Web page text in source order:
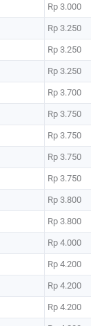
Rp 3.000
Rp 3.250
Rp 3.250
Rp 3.250
Rp 3.700
Rp 3.750
Rp 3.750
Rp 3.750
Rp 3.750
Rp 3.800
Rp 3.800
Rp 4.000
Rp 4.200
Rp 4.200
Rp 4.200